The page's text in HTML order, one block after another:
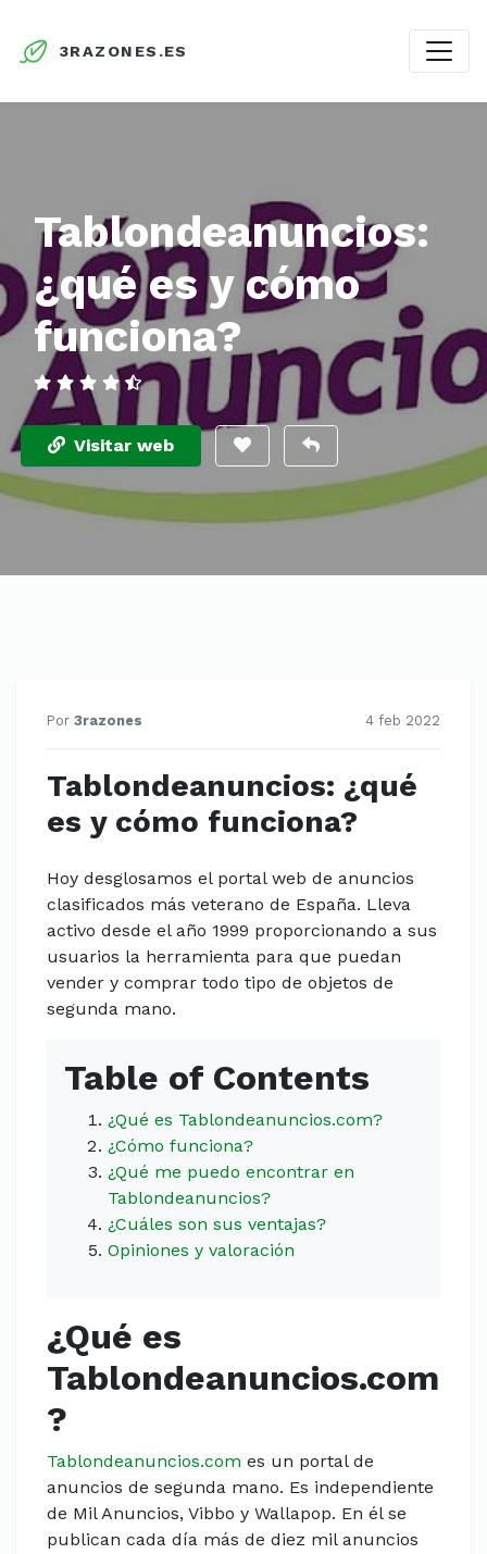
3RAZONES.ES
Tablondeanuncios:
¿qué es y cómo
funciona?
Visitar web
Por 3razones 4 feb 2022
Tablondeanuncios: ¿qué
es y cómo funciona?
Hoy desglosamos el portal web de anuncios
clasificados más veterano de España. Lleva
activo desde el año 1999 proporcionando a sus
usuarios la herramienta para que puedan
vender y comprar todo tipo de objetos de
segunda mano.
Table of Contents
¿Qué es Tablondeanuncios.com?
¿Cómo funciona?
¿Qué me puedo encontrar en
Tablondeanuncios?
¿Cuáles son sus ventajas?
Opiniones y valoración
¿Qué es
Tablondeanuncios.com
?
Tablondeanuncios.com es un portal de
anuncios de segunda mano. Es independiente
de Mil Anuncios, Vibbo y Wallapop. En él se
publican cada día más de diez mil anuncios